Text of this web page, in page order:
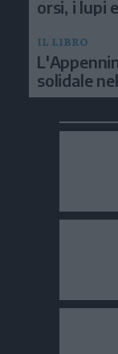
orsi, i lupi
IL LIBRO
solidale